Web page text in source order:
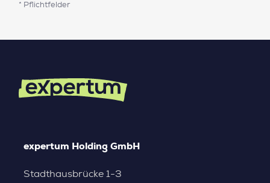
* Pflichtfelder
expertum Holding GmbH
Stadthausbrücke 1-3